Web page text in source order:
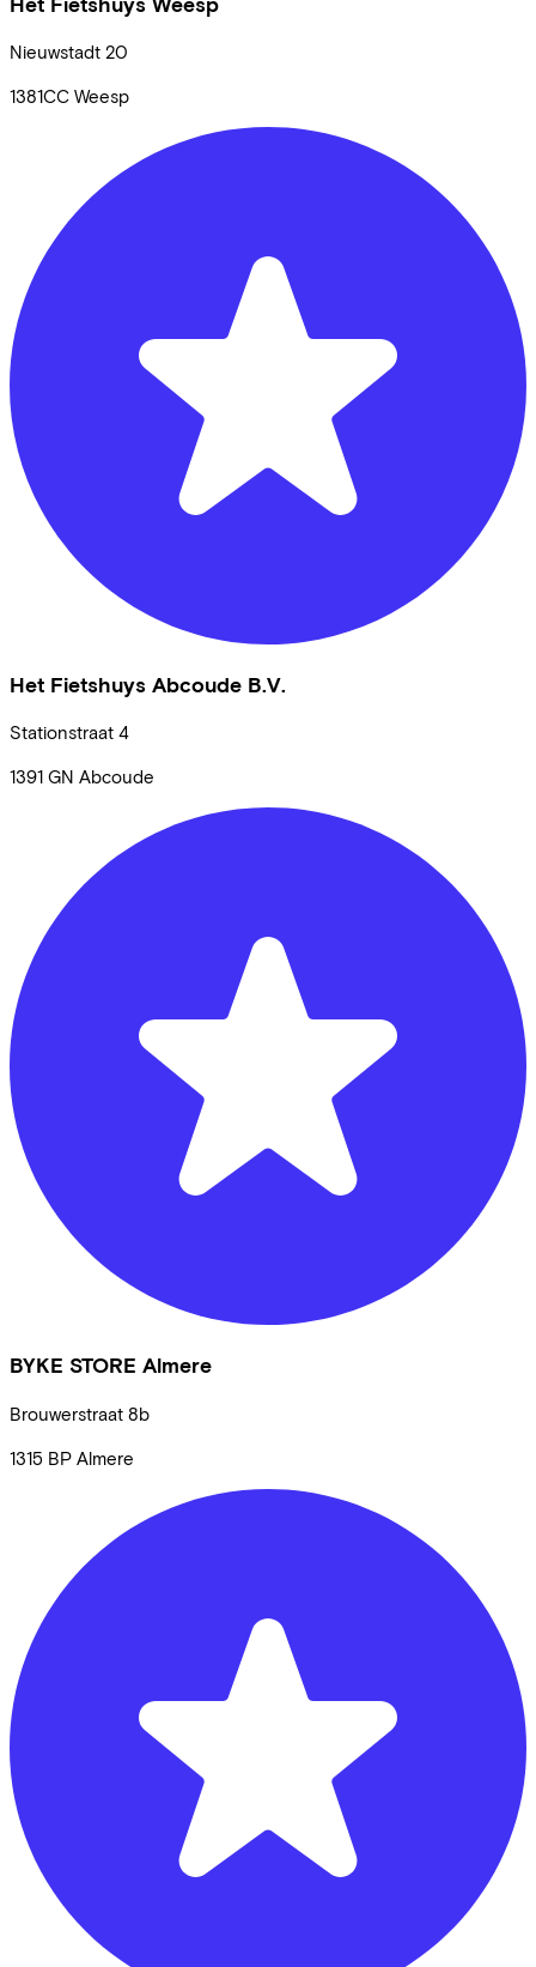
Nieuwstadt 20
1381CC Weesp
Het Fietshuys Abcoude B.V.
Stationstraat 4
1391 GN Abcoude
BYKE STORE Almere
Brouwerstraat 8b
1315 BP Almere